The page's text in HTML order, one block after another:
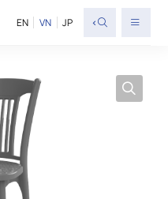
EN VN JP <